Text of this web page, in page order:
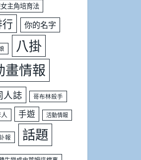
主角培育法
你的名字
八掛
畫情報
人誌 哥布林殺手
手遊 活動情報
報 話題